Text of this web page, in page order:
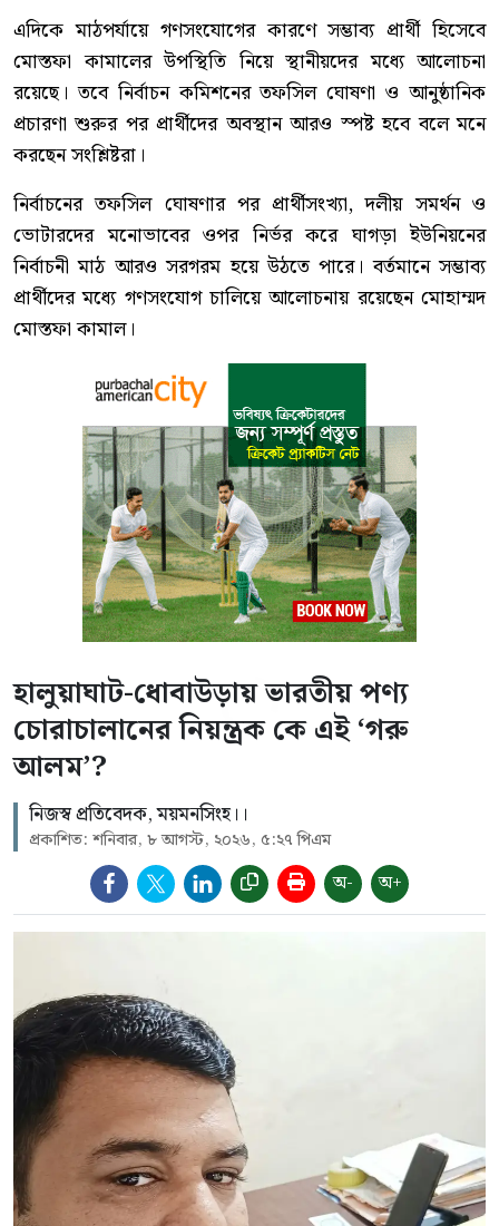
এদিকে মাঠপর্যায়ে গণসংযোগের কারণে সম্ভাব্য প্রার্থী হিসেবে
মোস্তফা কামালের উপস্থিতি নিয়ে স্থানীয়দের মধ্যে আলোচনা
রয়েছে। তবে নির্বাচন কমিশনের তফসিল ঘোষণা ও আনুষ্ঠানিক
প্রচারণা শুরুর পর প্রার্থীদের অবস্থান আরও স্পষ্ট হবে বলে মনে
করছেন সংশ্লিষ্টরা।
নির্বাচনের তফসিল ঘোষণার পর প্রার্থীসংখ্যা, দলীয় সমর্থন ও
ভোটারদের মনোভাবের ওপর নির্ভর করে ঘাগড়া ইউনিয়নের
নির্বাচনী মাঠ আরও সরগরম হয়ে উঠতে পারে। বর্তমানে সম্ভাব্য
প্রার্থীদের মধ্যে গণসংযোগ চালিয়ে আলোচনায় রয়েছেন মোহাম্মদ
মোস্তফা কামাল।
হালুয়াঘাট-ধোবাউড়ায় ভারতীয় পণ্য
চোরাচালানের নিয়ন্ত্রক কে এই ‘গরু
আলম’?
নিজস্ব প্রতিবেদক, ময়মনসিংহ।।
প্রকাশিত: শনিবার, ৮ আগস্ট, ২০২৬, ৫:২৭ পিএম
অ- অ+